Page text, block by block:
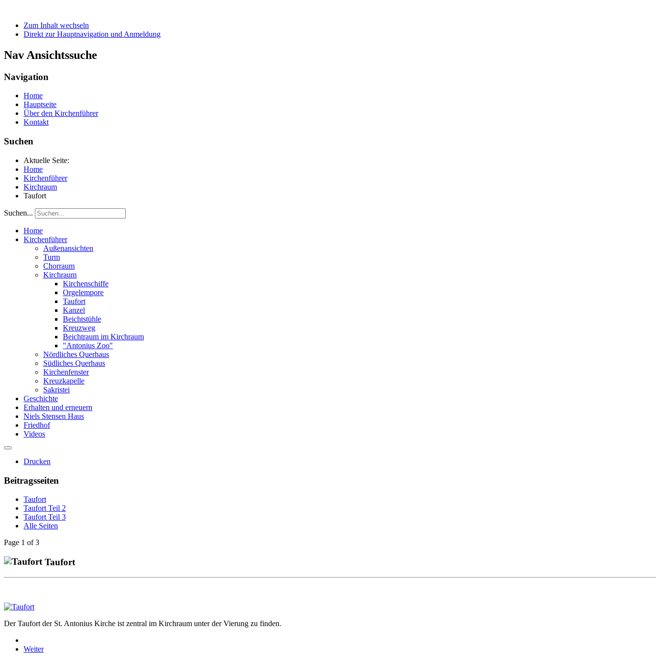
Zum Inhalt wechseln
Direkt zur Hauptnavigation und Anmeldung
Nav Ansichtssuche
Navigation
Home
Hauptseite
Über den Kirchenführer
Kontakt
Suchen
Aktuelle Seite:
Home
Kirchenführer
Kirchraum
Taufort
Suchen...
Home
Kirchenführer
Außenansichten
Turm
Chorraum
Kirchraum
Kirchenschiffe
Orgelempore
Taufort
Kanzel
Beichtstühle
Kreuzweg
Beichtraum im Kirchraum
"Antonius Zoo"
Nördliches Querhaus
Südliches Querhaus
Kirchenfenster
Kreuzkapelle
Sakristei
Geschichte
Erhalten und erneuern
Niels Stensen Haus
Friedhof
Videos
Drucken
Beitragsseiten
Taufort
Taufort Teil 2
Taufort Teil 3
Alle Seiten
Page 1 of 3
Taufort
Der Taufort der St. Antonius Kirche ist zentral im Kirchraum unter der Vierung zu finden.
Weiter